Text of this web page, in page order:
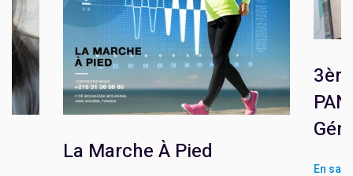
La Marche À Pied
En